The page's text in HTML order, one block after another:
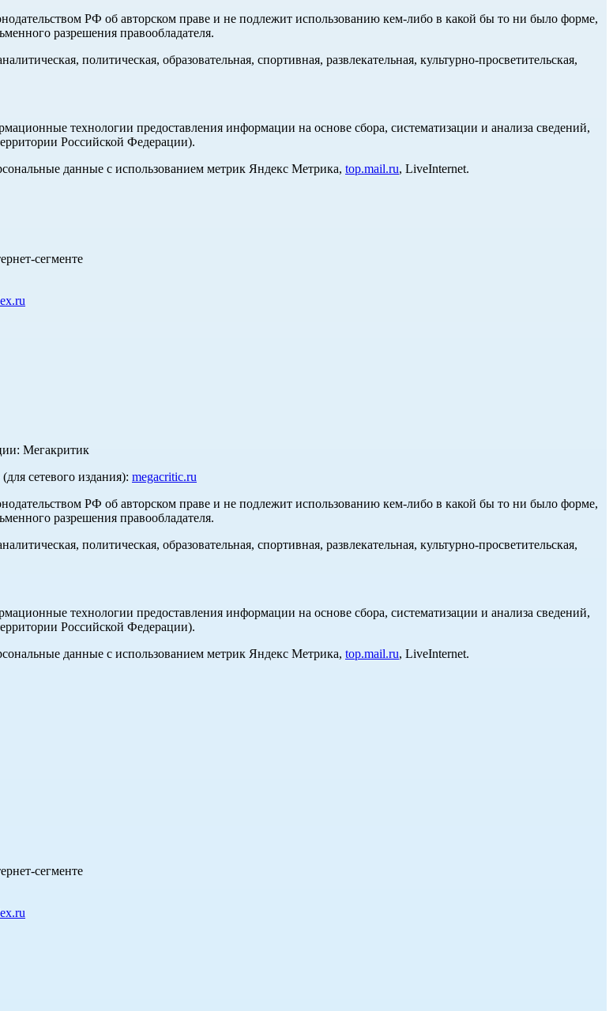
РФ об авторском праве и не подлежит использованию кем-либо в какой бы то ни было форме,
разрешения правообладателя.
политическая, образовательная, спортивная, развлекательная, культурно-просветительская,
технологии предоставления информации на основе сбора, систематизации и анализа сведений,
Российской Федерации).
данные с использованием метрик Яндекс Метрика, top.mail.ru, LiveInternet.
сегменте
Мегакритик
сетевого издания): megacritic.ru
РФ об авторском праве и не подлежит использованию кем-либо в какой бы то ни было форме,
разрешения правообладателя.
политическая, образовательная, спортивная, развлекательная, культурно-просветительская,
технологии предоставления информации на основе сбора, систематизации и анализа сведений,
Российской Федерации).
данные с использованием метрик Яндекс Метрика, top.mail.ru, LiveInternet.
сегменте